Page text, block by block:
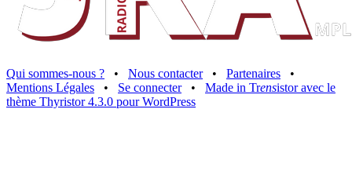
Qui sommes-nous ? • Nous contacter • Partenaires
•
Mentions Légales
• Se connecter • Made in Trensistor avec le
thème Thyristor 4.3.0 pour WordPress